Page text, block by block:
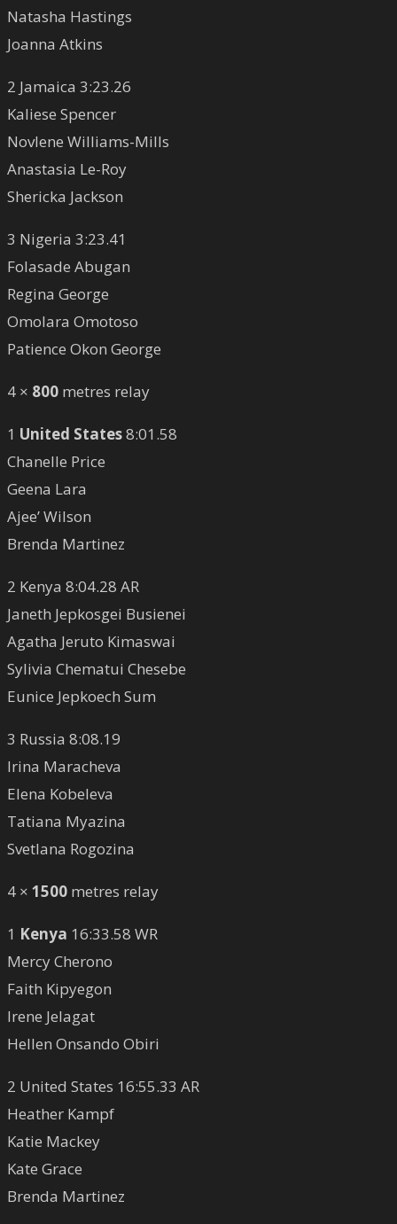
Natasha Hastings
Joanna Atkins
2 Jamaica 3:23.26
Kaliese Spencer
Novlene Williams-Mills
Anastasia Le-Roy
Shericka Jackson
3 Nigeria 3:23.41
Folasade Abugan
Regina George
Omolara Omotoso
Patience Okon George
4 × 800 metres relay
1 United States8:01.58
Chanelle Price
Geena Lara
Ajee’ Wilson
Brenda Martinez
2 Kenya 8:04.28 AR
Janeth Jepkosgei Busienei
Agatha Jeruto Kimaswai
Sylivia Chematui Chesebe
Eunice Jepkoech Sum
3 Russia 8:08.19
Irina Maracheva
Elena Kobeleva
Tatiana Myazina
Svetlana Rogozina
4 × 1500 metres relay
1 Kenya 16:33.58 WR
Mercy Cherono
Faith Kipyegon
Irene Jelagat
Hellen Onsando Obiri
2 United States 16:55.33 AR
Heather Kampf
Katie Mackey
Kate Grace
Brenda Martinez